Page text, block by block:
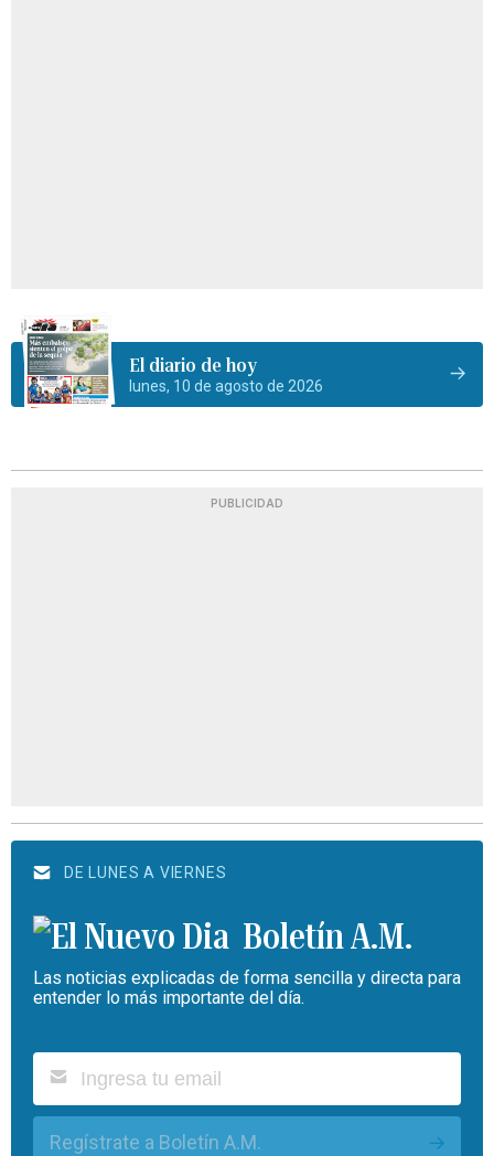
El diario de hoy
lunes, 10 de agosto de 2026
PUBLICIDAD
DE LUNES A VIERNES
Boletín A.M.
Las noticias explicadas de forma sencilla y directa para
entender lo más importante del día.
Regístrate a Boletín A.M.